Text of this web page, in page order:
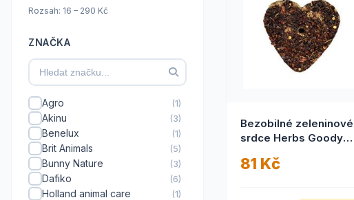
Rozsah: 16 – 290 Kč
ZNAČKA
Agro (1)
Akinu (3)
Benelux (1)
Brit Animals (5)
Bunny Nature (3)
Dafiko (6)
Holland animal care (1)
Bezobilné zeleninové
srdce Herbs Goody
81 Kč